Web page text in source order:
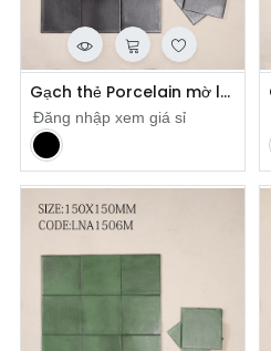
Gạch thẻ Porcelain mờ lượn KT 150x150mm mã 1508M
Đăng nhập xem giá sỉ